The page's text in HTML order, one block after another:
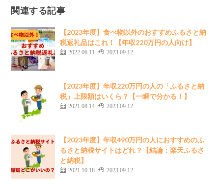
関連する記事
【2023年度】食べ物以外のおすすめふるさと納
税返礼品はこれ！【年収220万円の人向け】
2022.06.11 2023.09.12
【2023年度】年収220万円の人の「ふるさと納
税」上限額はいくら？【一瞬で分かる！】
2021.08.14 2023.09.12
【2023年度】年収490万円の人におすすめのふ
るさと納税サイトはどれ？【結論：楽天ふるさ
と納税】
2021.10.18 2023.09.12